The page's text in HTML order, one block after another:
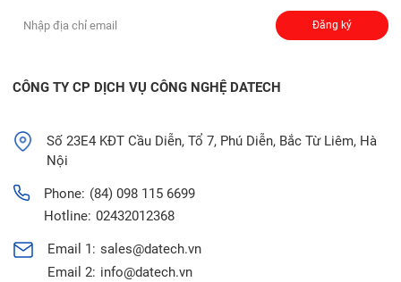
Đăng ký
CÔNG TY CP DỊCH VỤ CÔNG NGHỆ DATECH
Số 23E4 KĐT Cầu Diễn, Tổ 7, Phú Diễn, Bắc Từ Liêm, Hà
Nội
Phone: (84) 098 115 6699
Hotline: 02432012368
Email 1: sales@datech.vn
Email 2: info@datech.vn